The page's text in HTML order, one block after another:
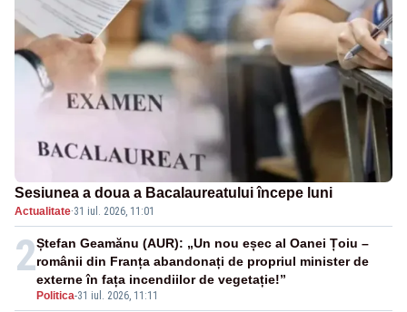
Sesiunea a doua a Bacalaureatului începe luni
Actualitate·31 iul. 2026, 11:01
2
Politica-31 iul. 2026, 11:11
Ștefan Geamănu (AUR): „Un nou eșec al Oanei Țoiu –
românii din Franța abandonați de propriul minister de
externe în fața incendiilor de vegetație!”